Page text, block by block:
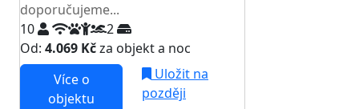
doporučujeme...
10
2
Od: 4.069 Kčza objekt a noc
Více o
objektu
Uložit na
později